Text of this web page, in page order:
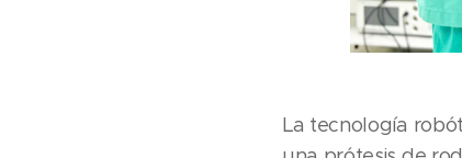
La tecnología